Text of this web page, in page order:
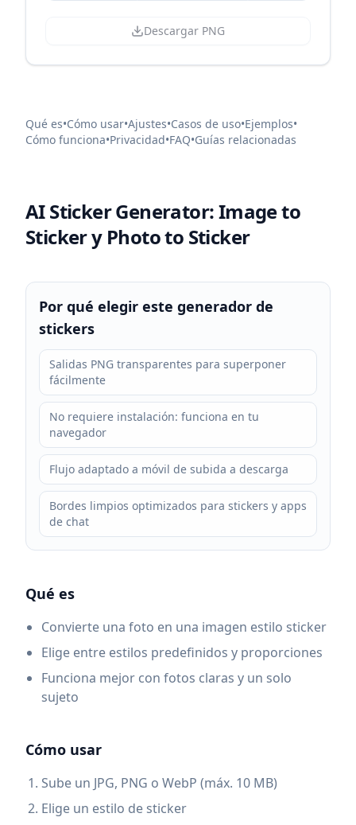
Descargar PNG
Qué es•Cómo usar•Ajustes•Casos de uso•Ejemplos•
Cómo funciona•Privacidad•FAQ•Guías relacionadas
AI Sticker Generator: Image to
Sticker y Photo to Sticker
Por qué elegir este generador de
stickers
Salidas PNG transparentes para superponer
fácilmente
No requiere instalación: funciona en tu
navegador
Flujo adaptado a móvil de subida a descarga
Bordes limpios optimizados para stickers y apps
de chat
Qué es
Convierte una foto en una imagen estilo sticker
Elige entre estilos predefinidos y proporciones
Funciona mejor con fotos claras y un solo
sujeto
Cómo usar
Sube un JPG, PNG o WebP (máx. 10 MB)
Elige un estilo de sticker